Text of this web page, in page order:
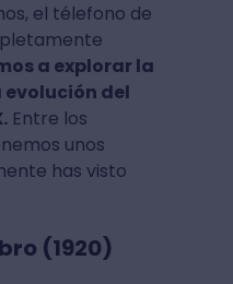
el télefono de
a explorar la
del
Entre los
unos
has visto
(1920)